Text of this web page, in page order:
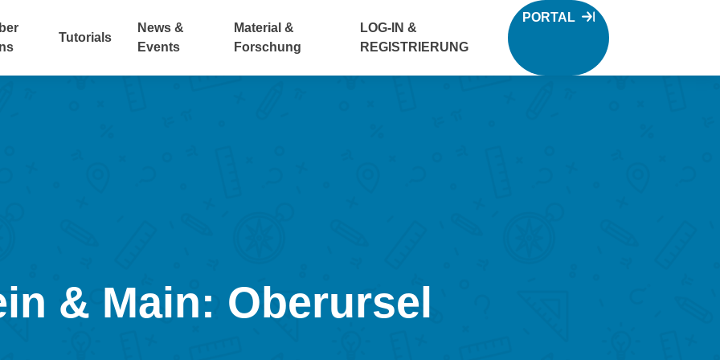
Tutorials
News &
Events
Material &
Forschung
LOG-IN &
REGISTRIERUNG
PORTAL
& Main: Oberursel